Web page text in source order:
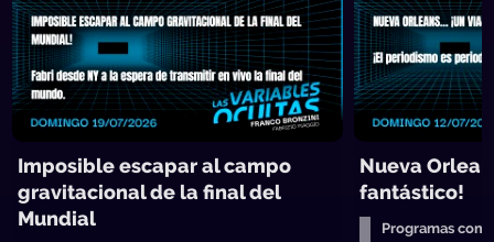
Imposible escapar al campo
gravitacional de la final del
Mundial
Nueva
fantástico!
Programas